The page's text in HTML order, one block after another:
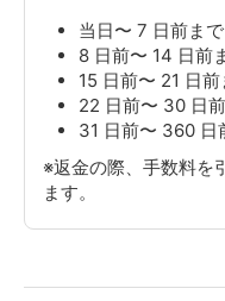
備・備品などを破損ま
て実費分を賠償して頂
工は当社にて行います
・公共的な秩序違反（
投棄、悪ふざけなど）
により当社または第三
賠償をして頂きます。
・収容可能人数以上の
当日〜 7 日前ま
8 日前〜 14 日前
15 日前〜 21 日
22 日前〜 30 日
31 日前〜 360 日
※返金の際、手数料を
ます。